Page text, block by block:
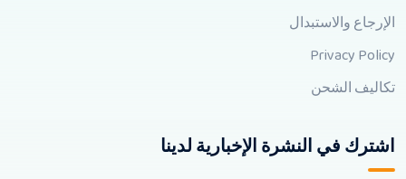
الإرجاع والاستبدال
Privacy Policy
تكاليف الشحن
اشترك في النشرة الإخبارية لدينا